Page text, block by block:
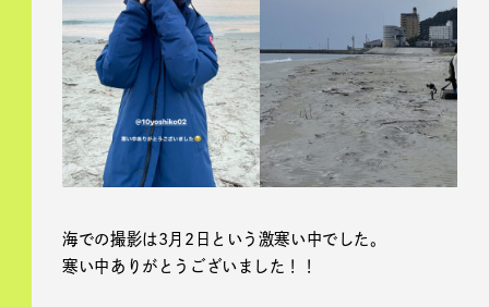
海での撮影は3月2日という激寒い中でした。
寒い中ありがとうございました！！